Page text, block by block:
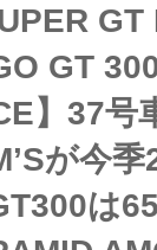
FINAL」が行
けて最終戦と
ーパーGT...
GT
】37号
が今季
は